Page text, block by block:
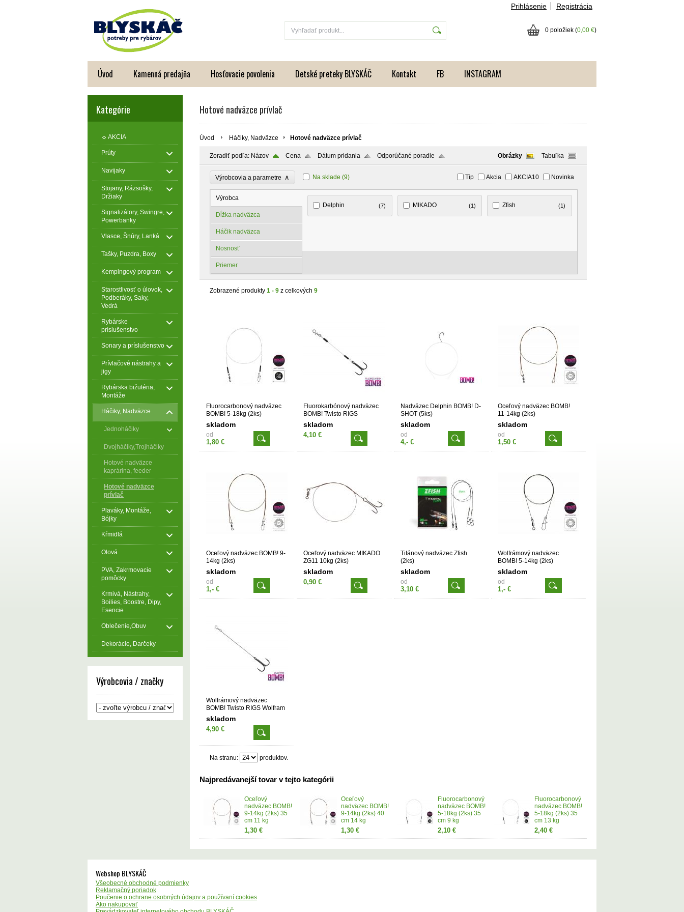
Prihlásenie Registrácia
0 položiek (0,00 €)
Úvod Kamenná predajňa Hosťovacie povolenia Detské preteky BLYSKÁČ Kontakt FB INSTAGRAM
Kategórie
☼ AKCIA
Prúty
Navijaky
Stojany, Rázsošky,
Držiaky
Signalizátory, Swingre,
Powerbanky
Vlasce, Šnúry, Lanká
Tašky, Puzdra, Boxy
Kempingový program
Starostlivosť o úlovok,
Podberáky, Saky,
Vedrá
Rybárske
príslušenstvo
Sonary a príslušenstvo
Prívlačové nástrahy a
jigy
Rybárska bižutéria,
Montáže
Háčiky, Nadväzce
Jednoháčiky
Dvojháčiky,Trojháčiky
Hotové nadväzce
kaprárina, feeder
Hotové nadväzce
prívlač
Plaváky, Montáže,
Bójky
Kŕmidlá
Olová
PVA, Zakrmovacie
pomôcky
Krmivá, Nástrahy,
Boilies, Boostre, Dipy,
Esencie
Oblečenie,Obuv
Dekorácie, Darčeky
Výrobcovia / značky
Hotové nadväzce prívlač
Úvod Háčiky, Nadväzce Hotové nadväzce prívlač
Zoradiť podľa: Názov Cena Dátum pridania Odporúčané poradie Obrázky Tabuľka
Výrobcovia a parametre ∧ Na sklade (9) Tip Akcia AKCIA10 Novinka
Výrobca
Dĺžka nadväzca
Háčik nadväzca
Nosnosť
Priemer
Delphin (7) MIKADO (1) Zfish (1)
Zobrazené produkty 1 - 9 z celkových 9
Fluorocarbonový nadväzec
BOMB! 5-18kg (2ks)
skladom
od
1,80 €
Fluorokarbónový nadväzec
BOMB! Twisto RIGS
Fluorocarbon 12kg (3ks)
skladom
4,10 €
Nadväzec Delphin BOMB! D-
SHOT (5ks)
skladom
od
4,- €
Oceľový nadväzec BOMB!
11-14kg (2ks)
skladom
od
1,50 €
Oceľový nadväzec BOMB! 9-
14kg (2ks)
skladom
od
1,- €
Oceľový nadväzec MIKADO
ZG11 10kg (2ks)
skladom
0,90 €
Titánový nadväzec Zfish
(2ks)
skladom
od
3,10 €
Wolfrámový nadväzec
BOMB! 5-14kg (2ks)
skladom
od
1,- €
Wolfrámový nadväzec
BOMB! Twisto RIGS Wolfram
15-22kg (3ks)
skladom
4,90 €
Na stranu: produktov.
Najpredávanejší tovar v tejto kategórii
Oceľový
nadväzec BOMB!
9-14kg (2ks) 35
cm 11 kg
1,30 €
Oceľový
nadväzec BOMB!
9-14kg (2ks) 40
cm 14 kg
1,30 €
Fluorocarbonový
nadväzec BOMB!
5-18kg (2ks) 35
cm 9 kg
2,10 €
Fluorocarbonový
nadväzec BOMB!
5-18kg (2ks) 35
cm 13 kg
2,40 €
Webshop BLYSKÁČ
Všeobecné obchodné podmienky
Reklamačný poriadok
Poučenie o ochrane osobných údajov a používaní cookies
Ako nakupovať